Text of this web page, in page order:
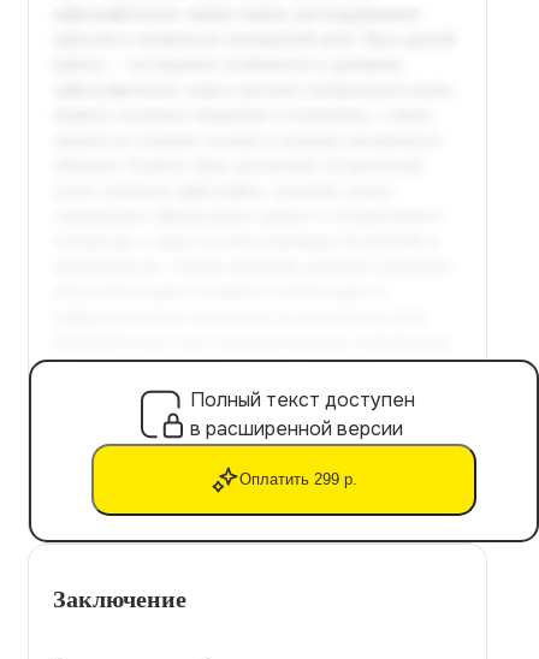
Полный текст доступен
в расширенной версии
Оплатить 299 р.
Заключение